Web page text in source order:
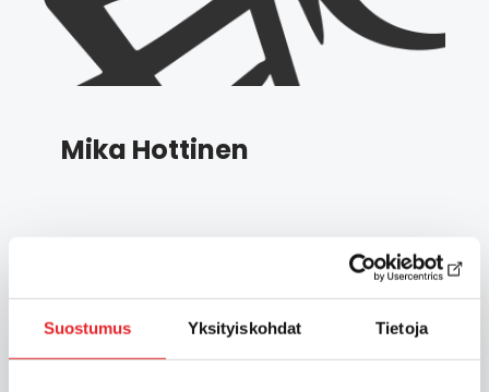
Suostumus Yksityiskohdat Tietoja
Mika Hottinen